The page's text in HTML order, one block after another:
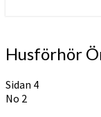
Husförhör
Örebro
1831-
1836
Husförhör
Sidan 4
No 2